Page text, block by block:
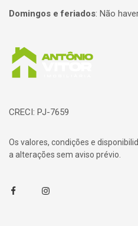
Domingos e feriados: Não
Página inicial
CRECI: PJ-7659
Os valores, condições e
a alterações sem aviso prévio.
FacebookInstagram